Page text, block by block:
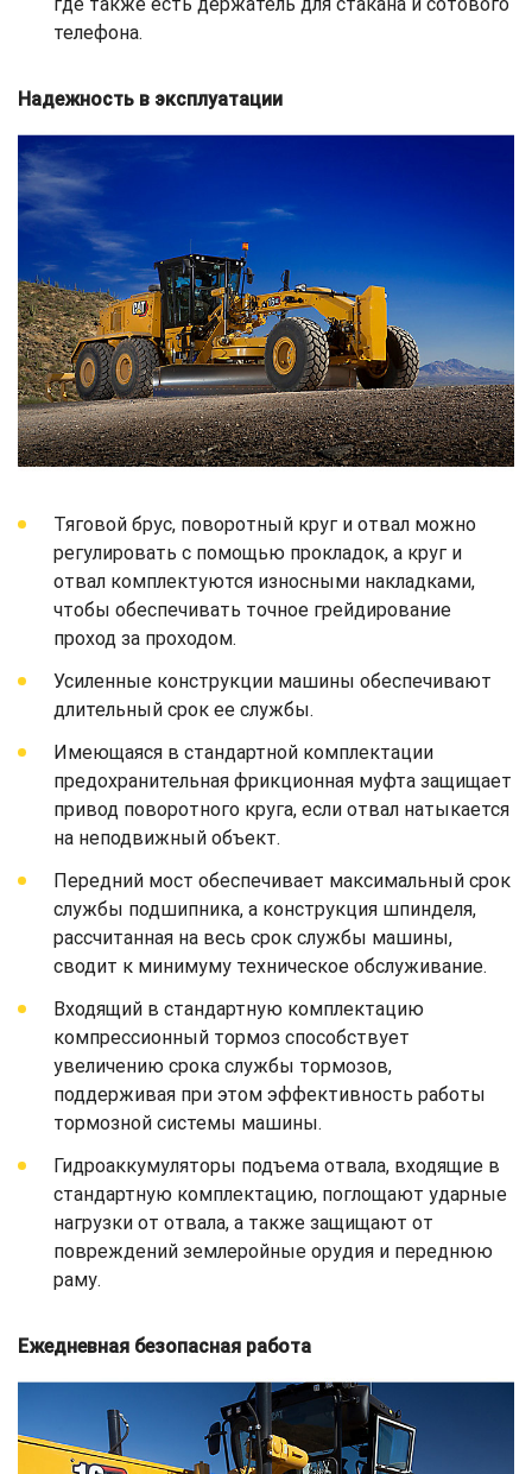
телефона.
Надежность в эксплуатации
Тяговой брус, поворотный круг и отвал можно
регулировать с помощью прокладок, а круг и
отвал комплектуются износными накладками,
чтобы обеспечивать точное грейдирование
проход за проходом.
Усиленные конструкции машины обеспечивают
длительный срок ее службы.
Имеющаяся в стандартной комплектации
предохранительная фрикционная муфта защищает
привод поворотного круга, если отвал натыкается
на неподвижный объект.
Передний мост обеспечивает максимальный срок
службы подшипника, а конструкция шпинделя,
рассчитанная на весь срок службы машины,
сводит к минимуму техническое обслуживание.
Входящий в стандартную комплектацию
компрессионный тормоз способствует
увеличению срока службы тормозов,
поддерживая при этом эффективность работы
тормозной системы машины.
Гидроаккумуляторы подъема отвала, входящие в
стандартную комплектацию, поглощают ударные
нагрузки от отвала, а также защищают от
повреждений землеройные орудия и переднюю
раму.
Ежедневная безопасная работа